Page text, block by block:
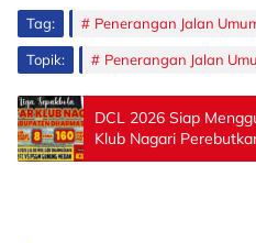
Tag: Penerangan Jalan
Topik: Penerangan Jalan
DCL 2026 Siap
Klub Nagari